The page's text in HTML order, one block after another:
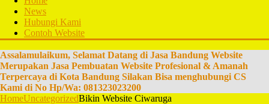
News
Hubungi Kami
Contoh Website
Assalamulaikum, Selamat Datang di Jasa Bandung Website
Merupakan Jasa Pembuatan Website Profesional & Amanah
Terpercaya di Kota Bandung Silakan Bisa menghubungi CS
Kami di No Hp/Wa: 081323023200
HomeUncategorizedBikin Website Ciwaruga